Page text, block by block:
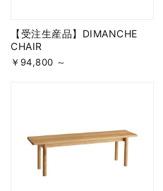
【受注生産品】DIMANCHE
CHAIR
￥94,800 ～